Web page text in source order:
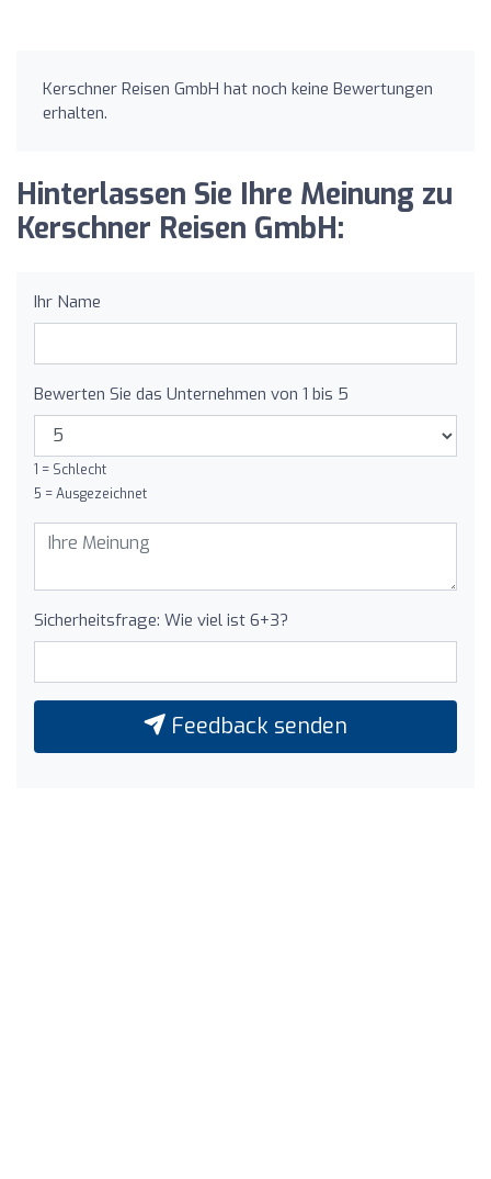
Kerschner Reisen GmbH hat noch keine Bewertungen
erhalten.
Hinterlassen Sie Ihre Meinung zu
Kerschner Reisen GmbH:
Ihr Name
Bewerten Sie das Unternehmen von 1 bis 5
1 = Schlecht
5 = Ausgezeichnet
Sicherheitsfrage: Wie viel ist 6+3?
Feedback senden